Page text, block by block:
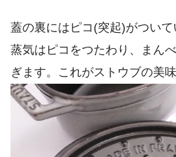
蓋の裏にはピコ(突起)がつい
蒸気はピコをつたわり、まん
ぎます。これがストウブの美